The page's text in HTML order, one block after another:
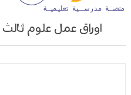
اوراق عمل علوم